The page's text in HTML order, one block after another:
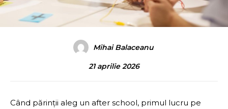
Mihai Balaceanu
21 aprilie 2026
Când părinții aleg un after school, primul lucru pe